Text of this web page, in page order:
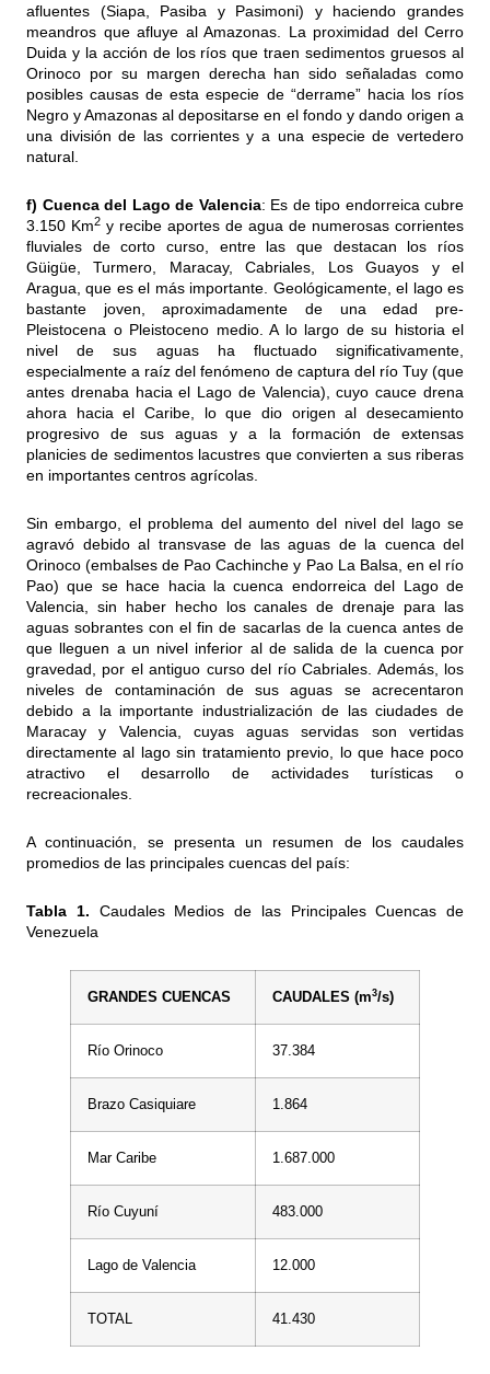
afluentes (Siapa Pasiba y Pasimoni) y haciendo grandes
meandros que afluye al Amazonas. La proximidad del Cerro
Duida y la acción de los ríos que traen sedimentos gruesos al
Orinoco por su margen derecha han sido señaladas como
posibles causas de esta especie de “derrame” hacia los ríos
Negro y Amazonas al depositarse en el fondo y dando origen a
una división de las corrientes y a una especie de vertedero
natural.
f) Cuenca del Lago de Valencia: Es de tipo endorreica cubre
3.150 Km2 y recibe aportes de agua de numerosas corrientes
fluviales de corto curso, entre las que destacan los ríos
Güigüe, Turmero, Maracay, Cabriales, Los Guayos y el
Aragua, que es el más importante. Geológicamente, el lago es
bastante joven, aproximadamente de una edad pre-
Pleistocena o Pleistoceno medio. A lo largo de su historia el
nivel de sus aguas ha fluctuado significativamente,
especialmente a raíz del fenómeno de captura del río Tuy (que
antes drenaba hacia el Lago de Valencia), cuyo cauce drena
ahora hacia el Caribe, lo que dio origen al desecamiento
progresivo de sus aguas y a la formación de extensas
planicies de sedimentos lacustres que convierten a sus riberas
en importantes centros agrícolas.
Sin embargo, el problema del aumento del nivel del lago se
agravó debido al transvase de las aguas de la cuenca del
Orinoco (embalses de Pao Cachinche y Pao La Balsa, en el río
Pao) que se hace hacia la cuenca endorreica del Lago de
Valencia, sin haber hecho los canales de drenaje para las
aguas sobrantes con el fin de sacarlas de la cuenca antes de
que lleguen a un nivel inferior al de salida de la cuenca por
gravedad, por el antiguo curso del río Cabriales. Además, los
niveles de contaminación de sus aguas se acrecentaron
debido a la importante industrialización de las ciudades de
Maracay y Valencia, cuyas aguas servidas son vertidas
directamente al lago sin tratamiento previo, lo que hace poco
atractivo el desarrollo de actividades turísticas o
recreacionales.
A continuación, se presenta un resumen de los caudales
promedios de las principales cuencas del país:
Tabla 1. Caudales Medios de las Principales Cuencas de
Venezuela
GRANDES CUENCAS CAUDALES (m3/s)
Río Orinoco 37.384
Brazo Casiquiare 1.864
Mar Caribe 1.687.000
Río Cuyuní 483.000
Lago de Valencia 12.000
TOTAL 41.430